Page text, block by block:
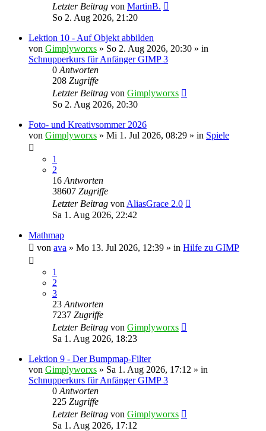
Letzter Beitrag von MartinB.
So 2. Aug 2026, 21:20
Lektion 10 - Auf Objekt abbilden
von Gimplyworxs » So 2. Aug 2026, 20:30 » in
Schnupperkurs für Anfänger GIMP 3
0 Antworten
208 Zugriffe
Letzter Beitrag von Gimplyworxs
So 2. Aug 2026, 20:30
Foto- und Kreativsommer 2026
von Gimplyworxs » Mi 1. Jul 2026, 08:29 » in Spiele
1
2
16 Antworten
38607 Zugriffe
Letzter Beitrag von AliasGrace 2.0
Sa 1. Aug 2026, 22:42
Mathmap
von ava » Mo 13. Jul 2026, 12:39 » in Hilfe zu GIMP
1
2
3
23 Antworten
7237 Zugriffe
Letzter Beitrag von Gimplyworxs
Sa 1. Aug 2026, 18:23
Lektion 9 - Der Bumpmap-Filter
von Gimplyworxs » Sa 1. Aug 2026, 17:12 » in
Schnupperkurs für Anfänger GIMP 3
0 Antworten
225 Zugriffe
Letzter Beitrag von Gimplyworxs
Sa 1. Aug 2026, 17:12